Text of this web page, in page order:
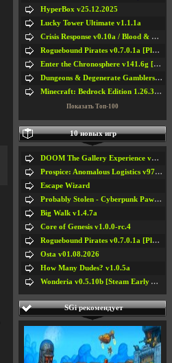
HyperBox v25.12.2025
Lucky Tower Ultimate v1.1.1a
Crisis Response v0.10a / Blood & Bullet
Roguebound Pirates v0.7.0.1a [Playtest]
Enter the Chronosphere v141.6g [Steam Early Access]
Dungeons & Degenerate Gamblers v2.0.2a
Minecraft: Bedrock Edition 1.26.33.1a / + TLauncher v2.89
Показать Топ-100
10 новых игр
DOOM The Gallery Experience v1.4.2
Prospice: Anomalous Logistics v97 [Playtest]
Escape Wizard
Probably Stolen - Cyberpunk Pawnshop Simulator v048c [Playtest]
Big Walk v1.4.7a
Core of Genesis v1.0.0-rc.4
Roguebound Pirates v0.7.0.1a [Playtest]
Osta v01.08.2026
How Many Dudes? v1.0.5a
Wonderia v0.5.10b [Steam Early Access]
SGi рекомендует